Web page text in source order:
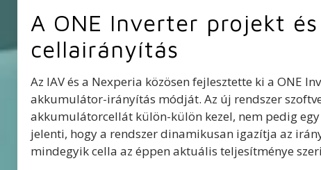
A ONE Inverter projekt
cellairányítás
Az IAV és a Nexperia közösen fejlesztette ki a ONE
akkumulátor-irányítás módját. Az új rendszer
akkumulátorcellát külön-külön kezel, nem pedig egy
jelenti, hogy a rendszer dinamikusan igazítja az
mindegyik cella az éppen aktuális teljesítménye